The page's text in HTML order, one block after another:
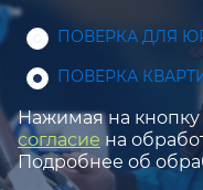
ПОВЕРКА ДЛЯ
ПОВЕРКА
Нажимая на кнопку
согласие на
Подробнее об